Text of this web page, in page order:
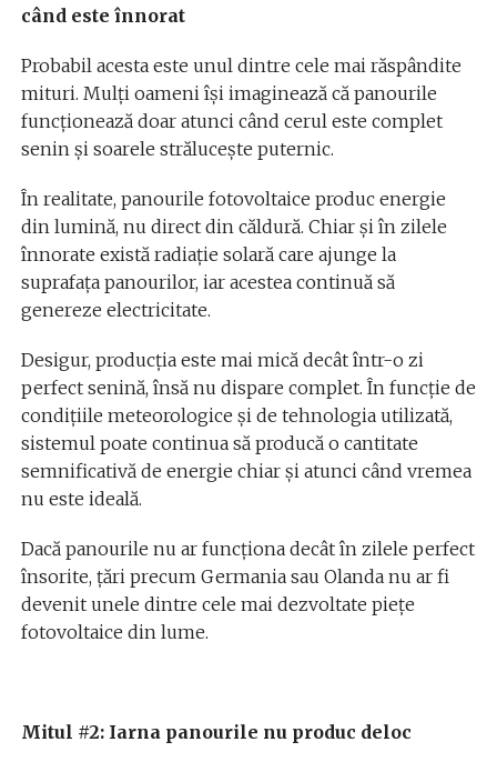
când este înnorat
Probabil acesta este unul dintre cele mai răspândite
mituri. Mulți oameni își imaginează că panourile
funcționează doar atunci când cerul este complet
senin și soarele strălucește puternic.
În realitate, panourile fotovoltaice produc energie
din lumină, nu direct din căldură. Chiar și în zilele
înnorate există radiație solară care ajunge la
suprafața panourilor, iar acestea continuă să
genereze electricitate.
Desigur, producția este mai mică decât într-o zi
perfect senină, însă nu dispare complet. În funcție de
condițiile meteorologice și de tehnologia utilizată,
sistemul poate continua să producă o cantitate
semnificativă de energie chiar și atunci când vremea
nu este ideală.
Dacă panourile nu ar funcționa decât în zilele perfect
însorite, țări precum Germania sau Olanda nu ar fi
devenit unele dintre cele mai dezvoltate piețe
fotovoltaice din lume.
Mitul #2: Iarna panourile nu produc deloc